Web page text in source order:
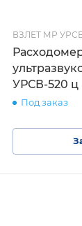
ВЗЛЕТ МР
УРСВ-520 ц
Под заказ